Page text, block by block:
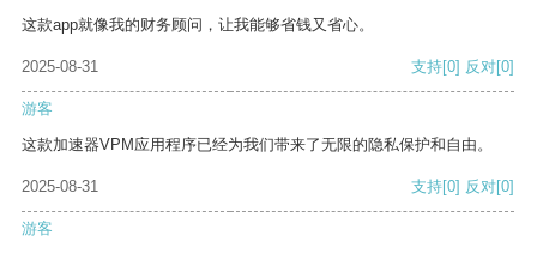
这款app就像我的财务顾问，让我能够省钱又省心。
2025-08-31 支持[0] 反对[0]
游客
这款加速器VPM应用程序已经为我们带来了无限的隐私保护和自由。
2025-08-31 支持[0] 反对[0]
游客